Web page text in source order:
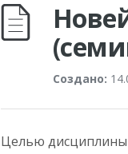
Создано:
Целью дисциплины